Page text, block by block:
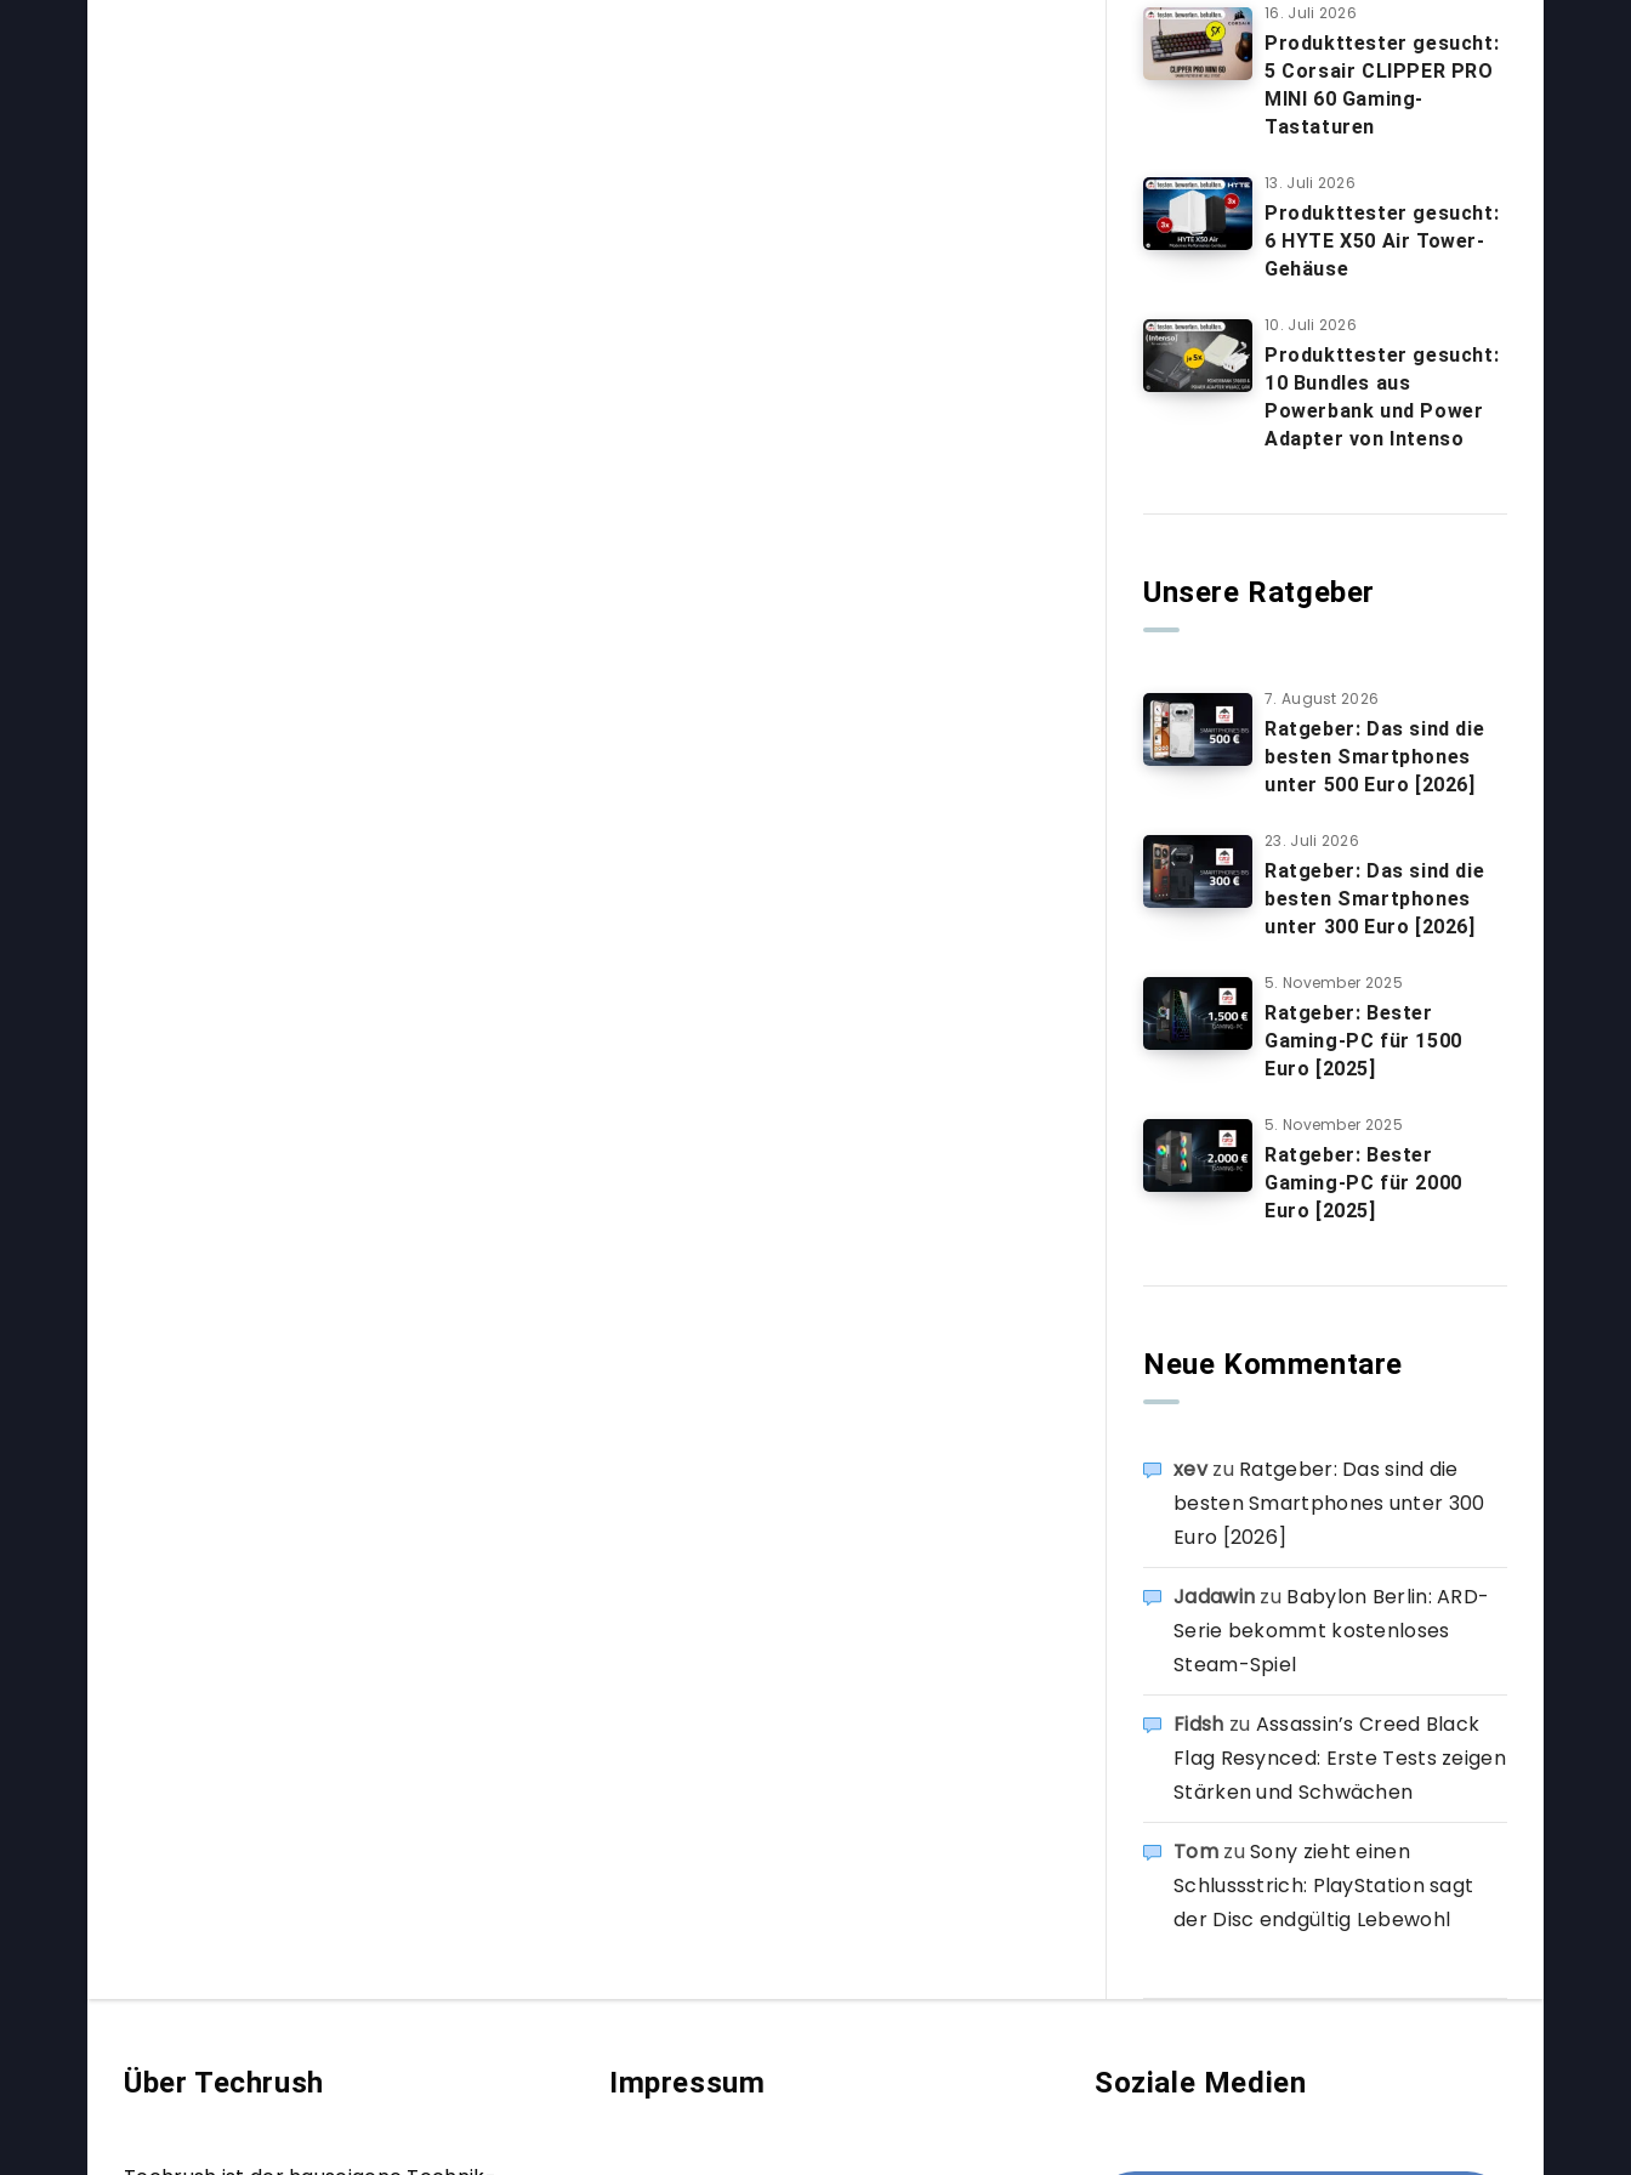
16. Juli 2026
Produkttester gesucht:
5 Corsair CLIPPER PRO
MINI 60 Gaming-
Tastaturen
13. Juli 2026
Produkttester gesucht:
6 HYTE X50 Air Tower-
Gehäuse
10. Juli 2026
Produkttester gesucht:
10 Bundles aus
Powerbank und Power
Adapter von Intenso
Unsere Ratgeber
7. August 2026
Ratgeber: Das sind die
besten Smartphones
unter 500 Euro [2026]
23. Juli 2026
Ratgeber: Das sind die
besten Smartphones
unter 300 Euro [2026]
5. November 2025
Ratgeber: Bester
Gaming-PC für 1500
Euro [2025]
5. November 2025
Ratgeber: Bester
Gaming-PC für 2000
Euro [2025]
Neue Kommentare
xevzu Ratgeber: Das sind die
besten Smartphones unter 300
Euro [2026]
Jadawin zu Babylon Berlin: ARD-
Serie bekommt kostenloses
Steam-Spiel
Fidsh zu Assassin’s Creed Black
Flag Resynced: Erste Tests zeigen
Stärken und Schwächen
TomzuSony zieht einen
Schlussstrich: PlayStation sagt
der Disc endgültig Lebewohl
Über Techrush Impressum Soziale Medien